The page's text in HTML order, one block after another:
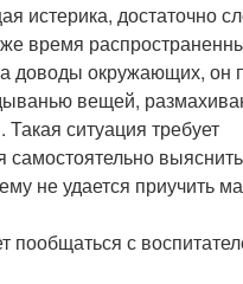
истерика, достаточно
время
доводы окружающих, он
вещей,
ситуация требует
выяснить
не удается приучить
пообщаться с